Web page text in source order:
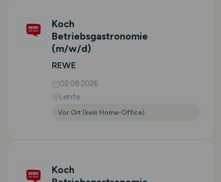
Koch
Betriebsgastronomie
(m/w/d)
REWE
02.08.2026
Lehrte
Vor Ort (kein Home-Office)
Koch